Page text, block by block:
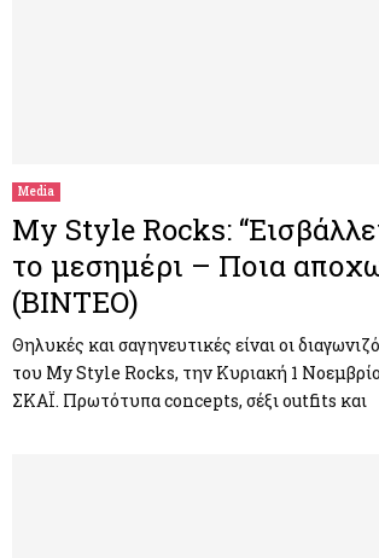
Media
My Style Rocks:
το μεσημέρι – Ποια
(ΒΙΝΤΕΟ)
Θηλυκές και σαγηνευτικές είναι οι
του My Style Rocks, την Κυριακή 1
ΣΚΑΪ. Πρωτότυπα concepts, σέξι outfits και